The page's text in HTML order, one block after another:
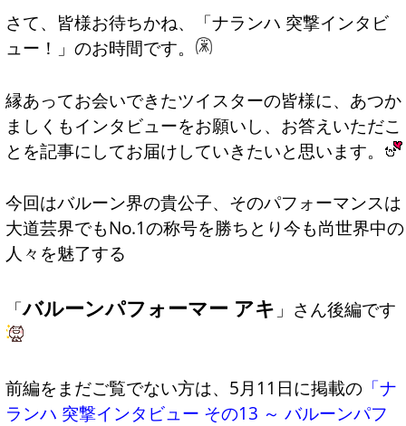
さて、皆様お待ちかね、「ナランハ 突撃インタビ
ュー！」のお時間です。
縁あってお会いできたツイスターの皆様に、あつか
ましくもインタビューをお願いし、お答えいただこ
とを記事にしてお届けしていきたいと思います。
今回はバルーン界の貴公子、そのパフォーマンスは
大道芸界でもNo.1の称号を勝ちとり今も尚世界中の
人々を魅了する
「バルーンパフォーマー アキ 」さん後編です
前編をまだご覧でない方は、5月11日に掲載の「ナ
ランハ 突撃インタビュー その13 ～ バルーンパフ